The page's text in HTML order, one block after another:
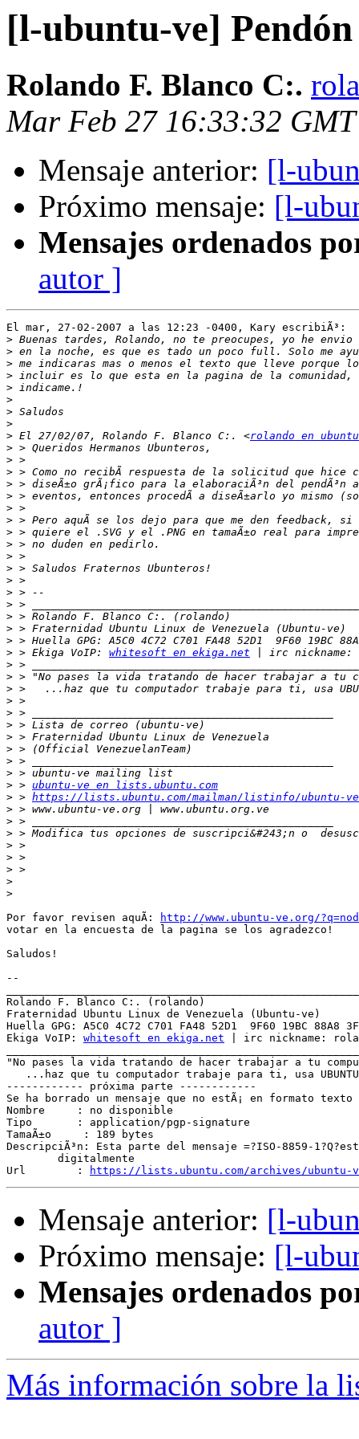
[l-ubuntu-ve]
Rolando F. Blanco C:.
Mar Feb 27 16:33:32
Mensaje anterior: [l-
Próximo mensaje: [l-
Mensajes ordenados
autor ]
El mar, 27-02-2007 a las 12:23 -0400, Kary escribiÃ³:
>
>
>
>
>
>
>
>
> El 27/02/07, Rolando F. Blanco C:. <rolando en
>
>
>
>
>
>
>
>
>
>
>
>
>
>
>
>
>
> > Ekiga VoIP: whitesoft en ekiga.net
>
>
>
>
>
>
>
>
>
>
> > ubuntu-ve en lists.ubuntu.com
> > https://lists.ubuntu.com/mailman/listinfo/ubuntu-ve
>
>
> > Modifica tus opciones de suscripci&#243;n o
>
>
>
>
>
Por favor revisen aquÃ­:
http://www.ubuntu-ve.org/
votar en la encuesta de la pagina se los agradezco!
Saludos!
--
Rolando F. Blanco C:. (rolando)
Fraternidad Ubuntu Linux de Venezuela (Ubuntu-ve)
Huella GPG: A5C0 4C72 C701 FA48 52D1  9F60 19BC 88A8
Ekiga VoIP: whitesoft en ekiga.net | irc nickname:
"No pases la vida tratando de hacer trabajar a tu
...haz que tu computador trabaje para ti, usa
------------ próxima parte ------------
Se ha borrado un mensaje que no estÃ¡ en formato
Nombre     : no disponible
Tipo       : application/pgp-signature
TamaÃ±o     : 189 bytes
DescripciÃ³n: Esta parte del mensaje =?ISO-8859-
Url        :
https://lists.ubuntu.com/archives/ubuntu-
Mensaje anterior: [l-
Próximo mensaje: [l-
Mensajes ordenados
autor ]
Más información sobre la